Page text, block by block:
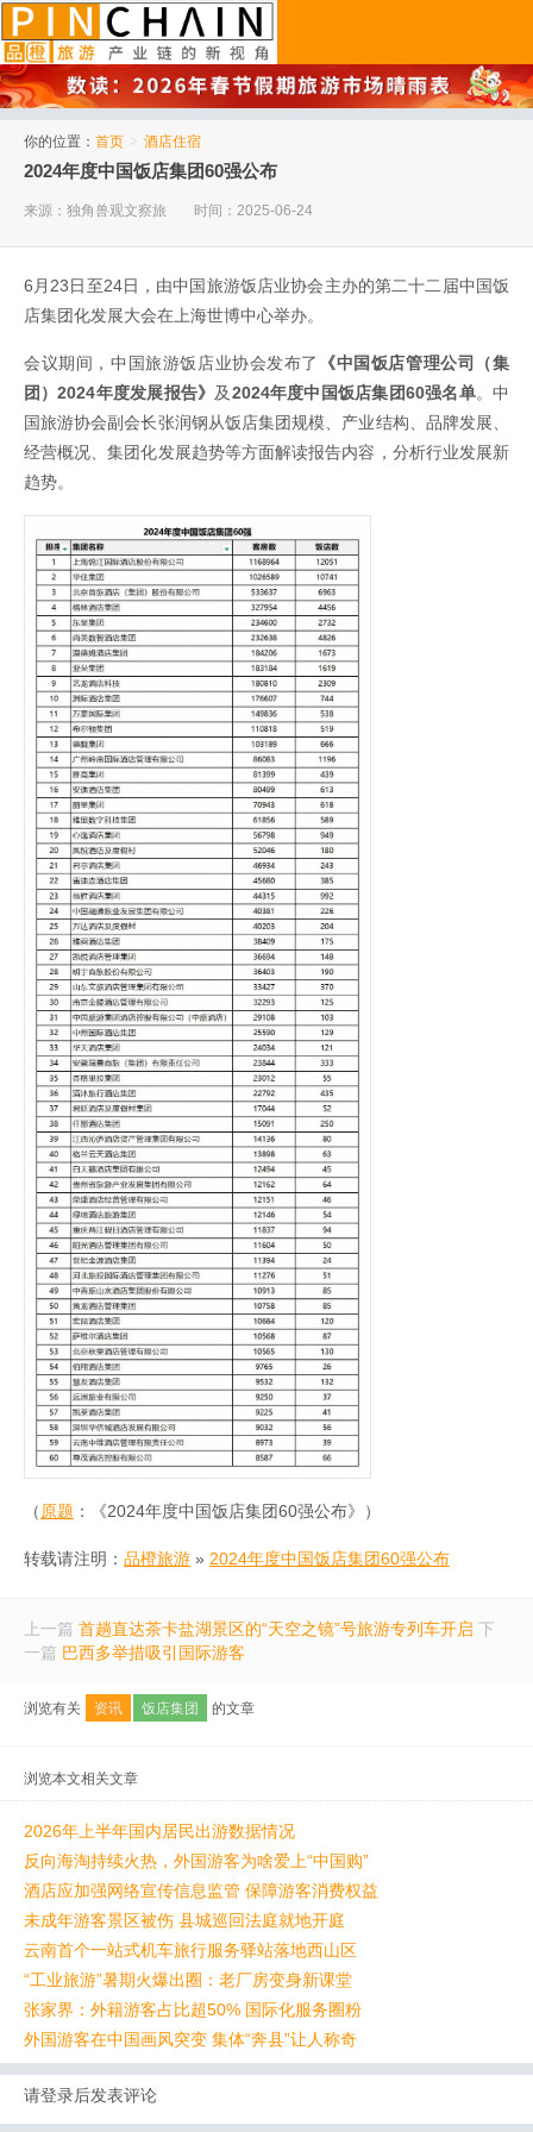
你的位置： 首页 > 酒店住宿
2024年度中国饭店集团60强公布
来源：独角兽观文察旅 时间：2025-06-24
6月23日至24日，由中国旅游饭店业协会主办的第二十二届中国饭
店集团化发展大会在上海世博中心举办。
会议期间，中国旅游饭店业协会发布了
《中国饭店管理公司（集
团）2024年度发展报告》 及2024年度中国饭店集团60强名单。中
国旅游协会副会长张润钢从饭店集团规模、产业结构、品牌发展、
经营概况、集团化发展趋势等方面解读报告内容，分析行业发展新
趋势。
（ 原题 ：《2024年度中国饭店集团60强公布》）
转载请注明： 品橙旅游 » 2024年度中国饭店集团60强公布
上一篇 首趟直达茶卡盐湖景区的“天空之镜”号旅游专列车开启 下
一篇 巴西多举措吸引国际游客
浏览有关 资讯 饭店集团 的文章
浏览本文相关文章
2026年上半年国内居民出游数据情况
反向海淘持续火热，外国游客为啥爱上“中国购”
酒店应加强网络宣传信息监管 保障游客消费权益
未成年游客景区被伤 县城巡回法庭就地开庭
云南首个一站式机车旅行服务驿站落地西山区
“工业旅游”暑期火爆出圈：老厂房变身新课堂
张家界：外籍游客占比超50% 国际化服务圈粉
外国游客在中国画风突变 集体“奔县”让人称奇
请登录后发表评论